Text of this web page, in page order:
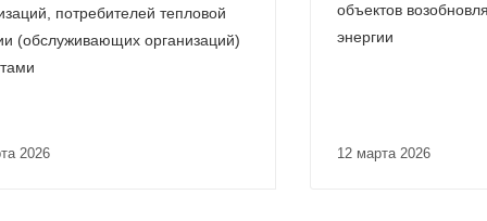
2026
потребителей тепловой
(обслуживающих организаций)
12 марта 2026
объектов
энергии